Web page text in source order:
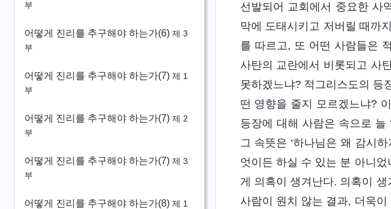
부
어떻게 진리를 추구해야 하는가(6) 제 3
부
어떻게 진리를 추구해야 하는가(7) 제 1
부
어떻게 진리를 추구해야 하는가(7) 제 2
부
어떻게 진리를 추구해야 하는가(7) 제 3
부
어떻게 진리를 추구해야 하는가(8) 제 1
선발되어 교회에서 중요한 사
막에 도태시키고 저버릴 때까
를 따르고, 또 어떤 사람들은
사탄의 교란에서 비롯되고 사
못하겠느냐? 적그리스도의 등
떤 영향을 줄지 모르겠느냐?
등장에 대해 사람은 속으로 늘
그 속뜻은 ‘하나님은 왜 감시
엇이든 하실 수 있는 분 아니
게 의혹이 생겨난다. 의혹이
사람이 원치 않는 결과, 더욱